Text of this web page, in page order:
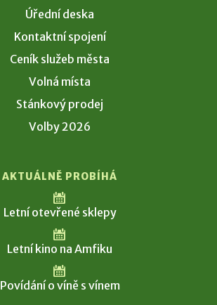
Úřední deska
Kontaktní spojení
Ceník služeb města
Volná místa
Stánkový prodej
Volby 2026
AKTUÁLNĚ PROBÍHÁ
Letní otevřené sklepy
Letní kino na Amfiku
Povídání o víně s vínem